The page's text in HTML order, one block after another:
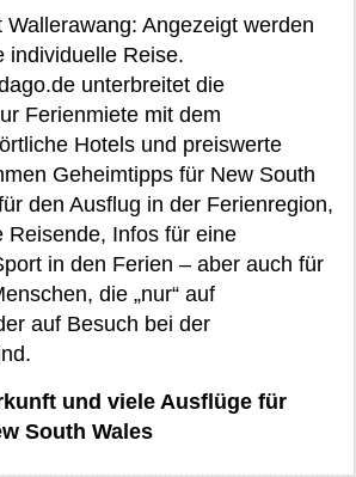
Angezeigt werden
individuelle Reise.
unterbreitet die
Ferienmiete mit dem
Hotels und preiswerte
Geheimtipps für New South
den Ausflug in der Ferienregion,
Reisende, Infos für eine
in den Ferien – aber auch für
die „nur“ auf
auf Besuch bei der
und viele Ausflüge für
South Wales